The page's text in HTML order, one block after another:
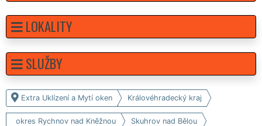
Extra Uklízení a Mytí oken Královéhradecký kraj
okres Rychnov nad Kněžnou Skuhrov nad Bělou
LOKALITY
SLUŽBY